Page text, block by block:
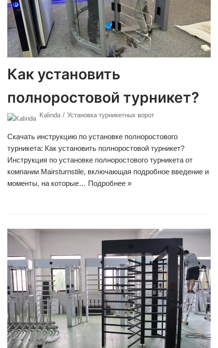
Как установить
полноростовой турникет?
Kalinda Установка турникетных ворот
Скачать инструкцию по установке полноростового
турникета: Как установить полноростовой турникет?
Инструкция по установке полноростового турникета от
компании Mairsturnstile, включающая подробное введение и
моменты, на которые… Подробнее »